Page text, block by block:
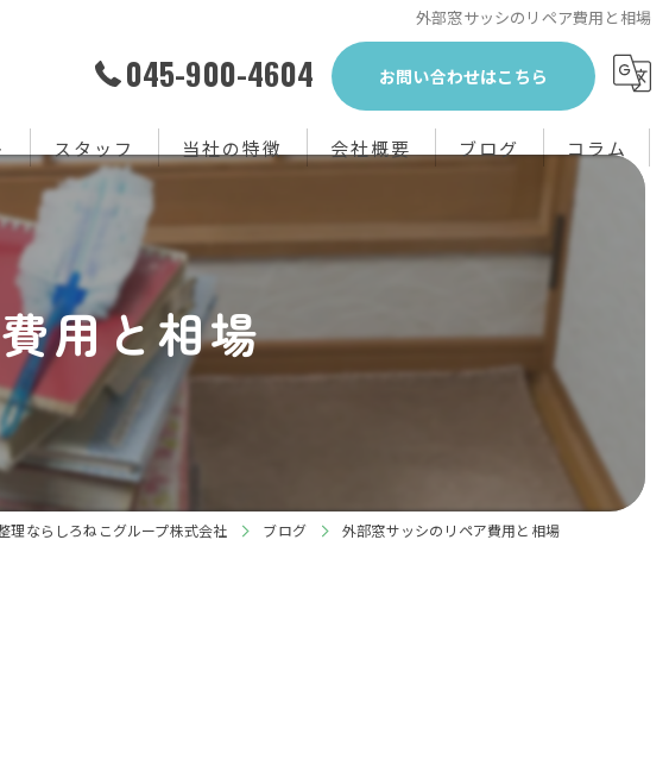
外部窓サッシのリペア費用と相場
045-900-4604 お問い合わせはこちら
スタッフ 当社の特徴
生前整理
不用品回収
買取り
会社概要 ブログ コラム
用と相場
理ならしろねこグループ株式会社 ブログ 外部窓サッシのリペア費用と相場